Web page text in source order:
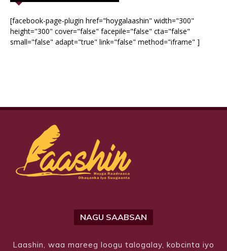
[facebook-page-plugin href="hoygalaashin" width="300"
height="300" cover="false" facepile="false" cta="false"
small="false" adapt="true" link="false" method="iframe" ]
NAGU SAABSAN
Laashin, waa mareeg loogu talogalay, kobcinta iyo